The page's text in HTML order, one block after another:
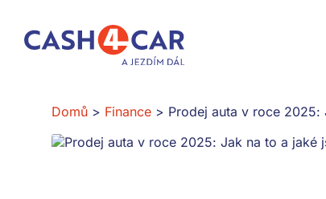
Domů Finance Prodej auta v roce 2025: